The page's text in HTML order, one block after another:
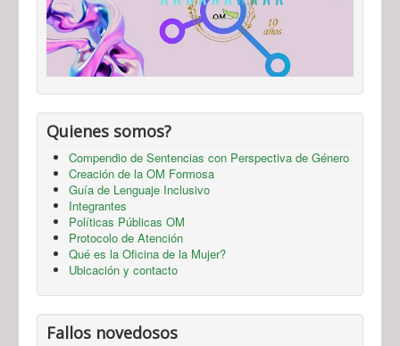
Quienes somos?
Compendio de Sentencias con Perspectiva de Género
Creación de la OM Formosa
Guía de Lenguaje Inclusivo
Integrantes
Políticas Públicas OM
Protocolo de Atención
Qué es la Oficina de la Mujer?
Ubicación y contacto
Fallos novedosos